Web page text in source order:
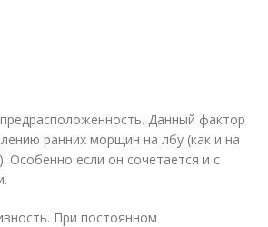
Данный фактор
ранних морщин на лбу (как и на
Особенно если он сочетается и с
При постоянном